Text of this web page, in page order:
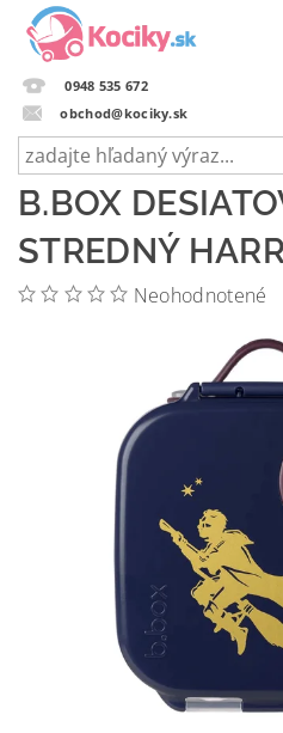
0948 535 672
obchod@kociky.sk
B.BOX
STREDNÝ
Neohodnotené